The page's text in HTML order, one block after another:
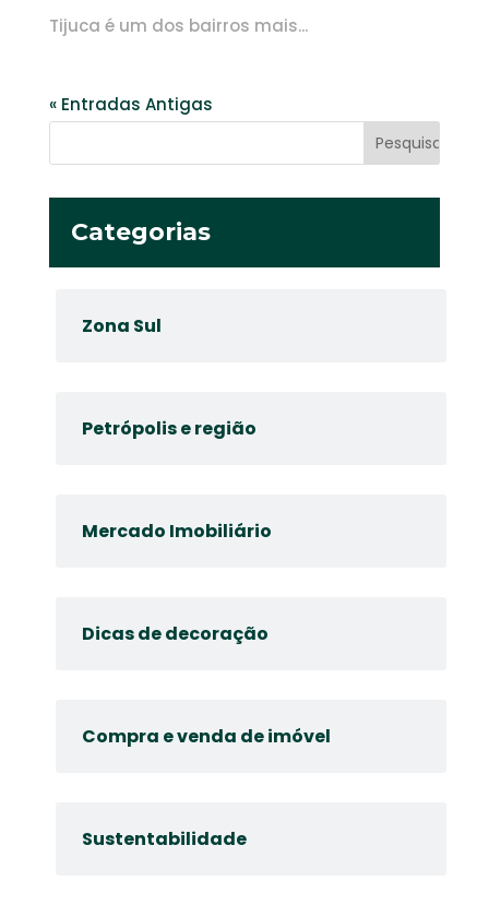
Tijuca é um dos bairros mais...
« Entradas Antigas
Categorias
Zona Sul
Petrópolis e região
Mercado Imobiliário
Dicas de decoração
Compra e venda de imóvel
Sustentabilidade